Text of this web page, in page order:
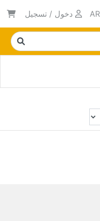
دخول / تسجيل